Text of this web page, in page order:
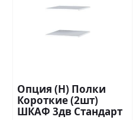
Опция (Н) Полки
Короткие (2шт)
ШКАФ 3дв Стандарт